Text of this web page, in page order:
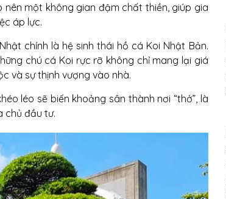
một không gian đậm chất thiền, giúp gia
áp lực.
chính là hệ sinh thái hồ cá Koi Nhật Bản.
chú cá Koi rực rỡ không chỉ mang lại giá
và sự thịnh vượng vào nhà.
léo sẽ biến khoảng sân thành nơi “thở”, là
chủ đầu tư.